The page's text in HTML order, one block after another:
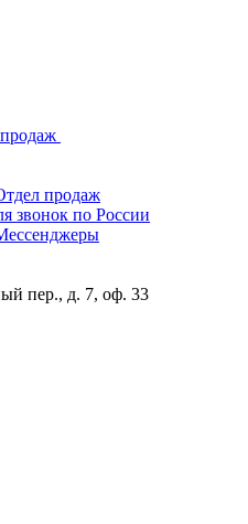
продаж
звонок по России
пер., д. 7, оф. 33